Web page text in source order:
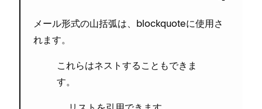
メ⁠ール形式の山括弧は⁠、blockquoteに使用さ
れます⁠。
これらはネストすることもできま
す⁠。